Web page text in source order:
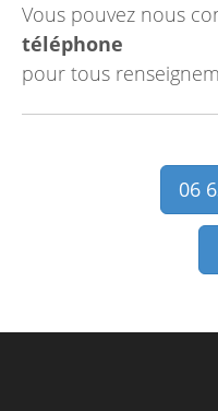
Vous pouvez nous
téléphone
pour tous
06